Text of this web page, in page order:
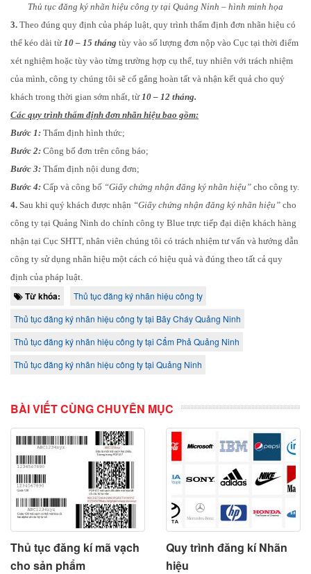
Thủ tục đăng ký nhãn hiệu công ty tại Quảng Ninh – hình minh họa
3. Theo đúng quy định của pháp luật, quy trình thẩm định đơn nhãn hiệu có
thể kéo dài từ 10 – 15 tháng tùy vào số lượng đơn nộp vào Cục tại thời điểm
xét nghiệm hoặc tùy vào từng trường hợp cụ thể, tuy nhiên với trách nhiệm
của mình, công ty chúng tôi sẽ cố gắng hoàn tất và nhận kết quả cho quý
khách trong thời gian sớm nhất, từ10 – 12 tháng.
Các quy trình thẩm định đơn nhãn hiệu bao gồm:
Bước 1: Thẩm định hình thức;
Bước 2: Công bố đơn trên công báo;
Bước 3: Thẩm định nội dung đơn;
Bước 4: Cấp và công bố “Giấy chứng nhận đăng ký nhãn hiệu” cho công ty.
4. Sau khi quý khách được nhận “Giấy chứng nhận đăng ký nhãn hiệu” cho
công ty tại Quảng Ninh do chính công ty Blue trực tiếp đại diện khách hàng
nhận tại Cục SHTT, nhân viên chúng tôi có trách nhiệm tư vấn và hướng dẫn
công ty sử dụng nhãn hiệu một cách có hiệu quả và đúng theo tất cả quy
định của pháp luật.
Từ khóa:
Thủ tục đăng ký nhãn hiệu công ty
Thủ tục đăng ký nhãn hiệu công ty tại Bãy Cháy Quảng Ninh
Thủ tục đăng ký nhãn hiệu công ty tại Cẩm Phả Quảng Ninh
Thủ tục đăng ký nhãn hiệu công ty tại Quảng Ninh
BÀI VIẾT CÙNG CHUYÊN MỤC
Thủ tục đăng kí mã vạch
cho sản phẩm
Quy trình đăng kí Nhãn
hiệu